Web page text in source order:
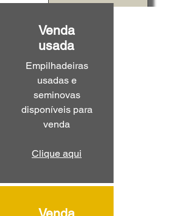
Venda
usada
Empilhadeiras
usadas e
seminovas
disponíveis para
venda
Clique aqui